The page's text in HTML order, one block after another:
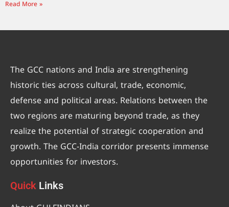
Read More »
The GCC nations and India are strengthening
historic ties across cultural, trade, economic,
defense and political areas. Relations between the
two regions are maturing beyond trade, as they
realize the potential of strategic cooperation and
growth. The GCC-India corridor presents immense
opportunities for investors.
Quick Links